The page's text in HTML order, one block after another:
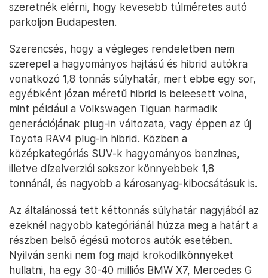
szeretnék elérni, hogy kevesebb túlméretes autó
parkoljon Budapesten.
Szerencsés, hogy a végleges rendeletben nem
szerepel a hagyományos hajtású és hibrid autókra
vonatkozó 1,8 tonnás súlyhatár, mert ebbe egy sor,
egyébként józan méretű hibrid is beleesett volna,
mint például a Volkswagen Tiguan harmadik
generációjának plug-in változata, vagy éppen az új
Toyota RAV4 plug-in hibrid. Közben a
középkategóriás SUV-k hagyományos benzines,
illetve dízelverziói sokszor könnyebbek 1,8
tonnánál, és nagyobb a károsanyag-kibocsátásuk is.
Az általánossá tett kéttonnás súlyhatár nagyjából az
ezeknél nagyobb kategóriánál húzza meg a határt a
részben belső égésű motoros autók esetében.
Nyilván senki nem fog majd krokodilkönnyeket
hullatni, ha egy 30-40 milliós BMW X7, Mercedes G